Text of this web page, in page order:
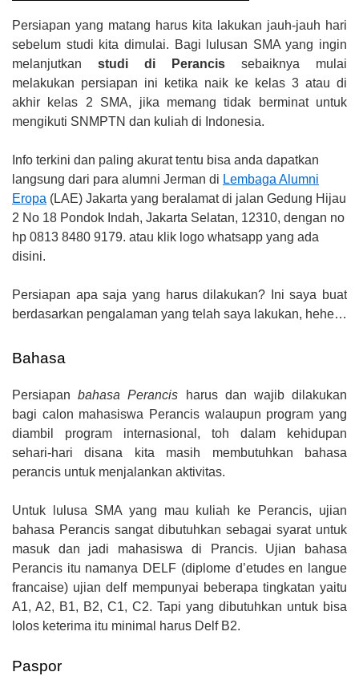
Persiapan yang matang harus kita lakukan jauh-jauh hari
sebelum studi kita dimulai. Bagi lulusan SMA yang ingin
melanjutkan studi di Perancis sebaiknya mulai
melakukan persiapan ini ketika naik ke kelas 3 atau di
akhir kelas 2 SMA, jika memang tidak berminat untuk
mengikuti SNMPTN dan kuliah di Indonesia.
Info terkini dan paling akurat tentu bisa anda dapatkan
langsung dari para alumni Jerman di Lembaga Alumni
Eropa (LAE) Jakarta yang beralamat di jalan Gedung Hijau
2 No 18 Pondok Indah, Jakarta Selatan, 12310, dengan no
hp 0813 8480 9179. atau klik logo whatsapp yang ada
disini.
Persiapan apa saja yang harus dilakukan? Ini saya buat
berdasarkan pengalaman yang telah saya lakukan, hehe…
Bahasa
Persiapanbahasa Perancis harus dan wajib dilakukan
bagi calon mahasiswa Perancis walaupun program yang
diambil program internasional, toh dalam kehidupan
sehari-hari disana kita masih membutuhkan bahasa
perancis untuk menjalankan aktivitas.
Untuk lulusa SMA yang mau kuliah ke Perancis, ujian
bahasa Perancis sangat dibutuhkan sebagai syarat untuk
masuk dan jadi mahasiswa di Prancis. Ujian bahasa
Perancis itu namanya DELF (diplome d’etudes en langue
francaise) ujian delf mempunyai beberapa tingkatan yaitu
A1, A2, B1, B2, C1, C2. Tapi yang dibutuhkan untuk bisa
lolos keterima itu minimal harus Delf B2.
Paspor